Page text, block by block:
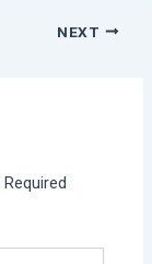
NEXT
Required